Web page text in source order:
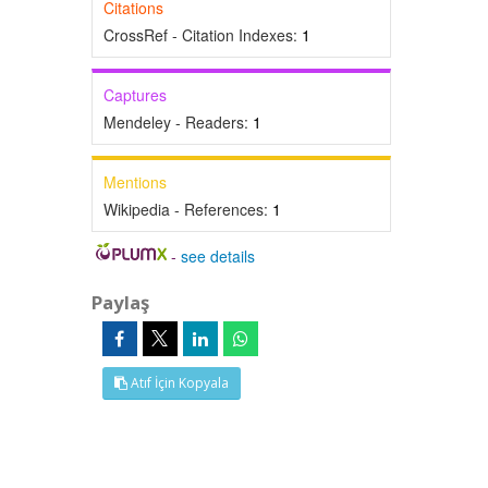
Citations
CrossRef - Citation Indexes: 1
Captures
Mendeley - Readers: 1
Mentions
Wikipedia - References: 1
-see details
Paylaş
Atıf İçin Kopyala